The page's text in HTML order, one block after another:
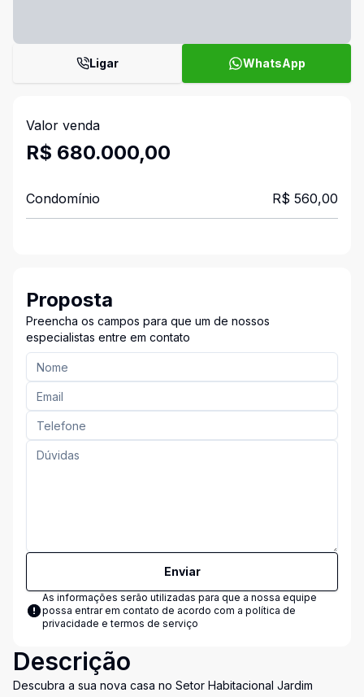
Ligar WhatsApp
Valor venda
R$ 680.000,00
Condomínio R$ 560,00
Proposta
Preencha os campos para que um de nossos
especialistas entre em contato
Enviar
As informações serão utilizadas para que a nossa equipe
possa entrar em contato de acordo com a política de
privacidade e termos de serviço
Descrição
Descubra a sua nova casa no Setor Habitacional Jardim